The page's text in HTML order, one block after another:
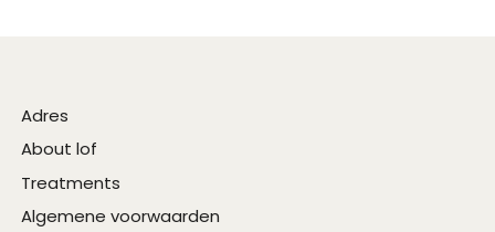
Adres
About lof
Treatments
Algemene voorwaarden